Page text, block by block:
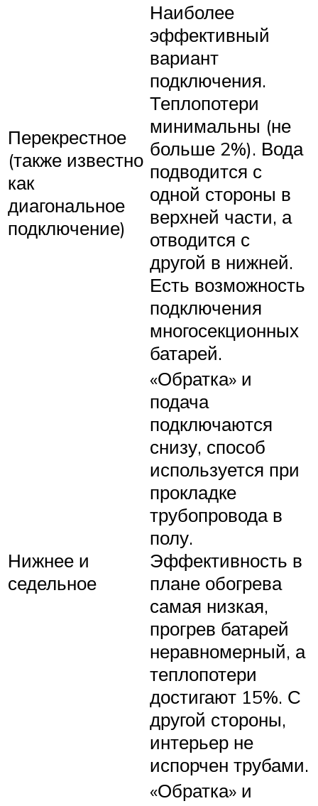
Перекрестное
(также известно
как
диагональное
подключение)
Наиболее
эффективный
вариант
подключения.
Теплопотери
минимальны (не
больше 2%). Вода
подводится с
одной стороны в
верхней части, а
отводится с
другой в нижней.
Есть возможность
подключения
многосекционных
батарей.
Нижнее и
седельное
«Обратка» и
подача
подключаются
снизу, способ
используется при
прокладке
трубопровода в
полу.
Эффективность в
плане обогрева
самая низкая,
прогрев батарей
неравномерный, а
теплопотери
достигают 15%. С
другой стороны,
интерьер не
испорчен трубами.
«Обратка» и